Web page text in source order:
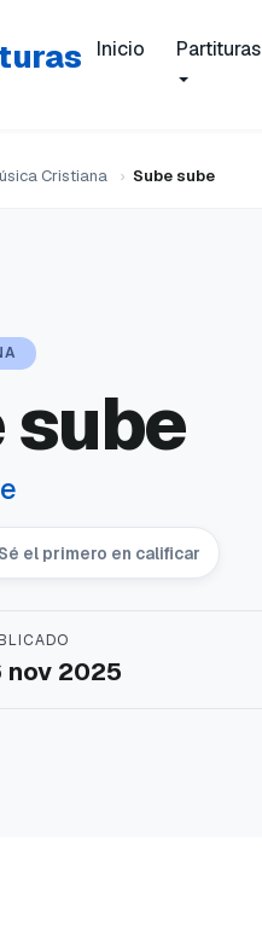
Inicio Partituras
Cristiana › Sube sube
sube
Sé el primero en calificar
nov 2025